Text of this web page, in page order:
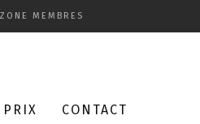
ZONE MEMBRES
CONTACT